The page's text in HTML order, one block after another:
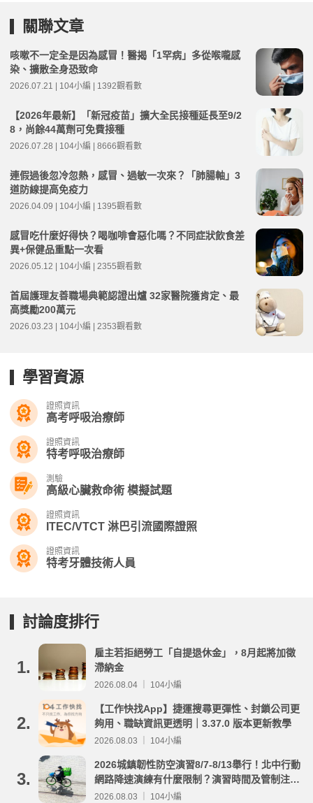
關聯文章
咳嗽不一定全是因為感冒！醫揭「1罕病」多從喉嚨感
染、擴散全身恐致命
2026.07.21 | 104小編 | 1392觀看數
【2026年最新】「新冠疫苗」擴大全民接種延長至9/2
8，尚餘44萬劑可免費接種
2026.07.28 | 104小編 | 8666觀看數
連假過後忽冷忽熱，感冒、過敏一次來？「肺腸軸」3
道防線提高免疫力
2026.04.09 | 104小編 | 1395觀看數
感冒吃什麼好得快？喝咖啡會惡化嗎？不同症狀飲食差
異+保健品重點一次看
2026.05.12 | 104小編 | 2355觀看數
首屆護理友善職場典範認證出爐 32家醫院獲肯定、最
高獎勵200萬元
2026.03.23 | 104小編 | 2353觀看數
學習資源
證照資訊
高考呼吸治療師
證照資訊
特考呼吸治療師
測驗
高級心臟救命術 模擬試題
證照資訊
ITEC/VTCT 淋巴引流國際證照
證照資訊
特考牙體技術人員
討論度排行
1.
雇主若拒絕勞工「自提退休金」，8月起將加徵
滯納金
2026.08.04 ｜ 104小編
2.
【工作快找App】捷運搜尋更彈性、封鎖公司更
夠用、職缺資訊更透明｜3.37.0 版本更新教學
2026.08.03 ｜ 104小編
3.
2026城鎮韌性防空演習8/7-8/13舉行！北中行動
網路降速演練有什麼限制？演習時間及管制注意
事項整理
2026.08.03 ｜ 104小編